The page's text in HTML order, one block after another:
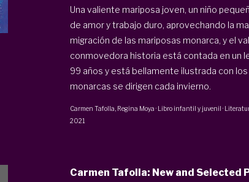
Una valiente mariposa joven, un niño
de amor y trabajo duro, aprovechando la
migración de las mariposas monarca, y el
conmovedora historia está contada en un
99 años y está bellamente ilustrada con
monarcas se dirigen cada invierno.
Carmen Tafolla , Regina Moya · Libro infantil y juvenil ·
2021
Carmen Tafolla: New and Selected